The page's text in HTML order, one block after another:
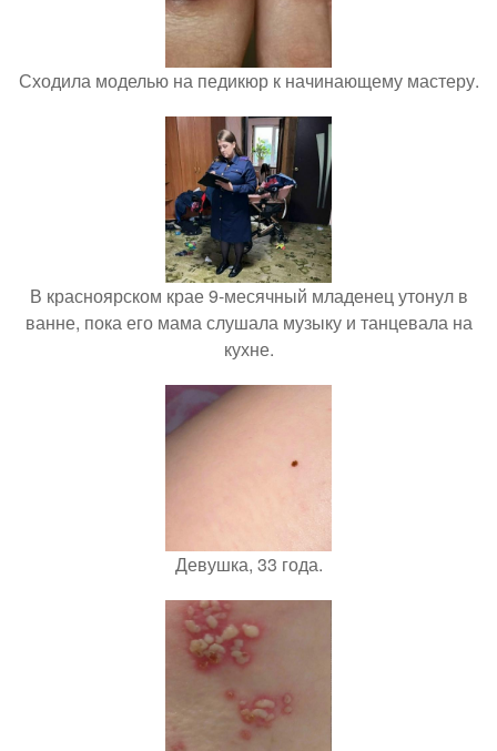
Сходила моделью на педикюр к начинающему мастеру.
В красноярском крае 9-месячный младенец утонул в
ванне, пока его мама слушала музыку и танцевала на
кухне.
Девушка, 33 года.